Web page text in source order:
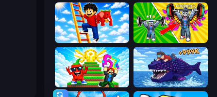
Ladder to Brainhot: Climb Obby: Gym Simulator, Escape
Run and Jump for Brainrot Obby Fish Challenge: Ride